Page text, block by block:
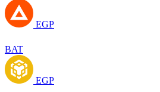
EGP
BAT
EGP